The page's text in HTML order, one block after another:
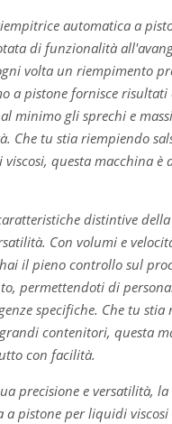
automatica a
di funzionalità
volta un riempimento
a pistone fornisce risultati
minimo gli sprechi e
Che tu stia riempiendo
questa macchina è
distintive
Con volumi e
il pieno controllo sul
permettendoti di
specifiche. Che tu
contenitori, questa
con facilità.
precisione e versatilità,
a pistone per liquidi